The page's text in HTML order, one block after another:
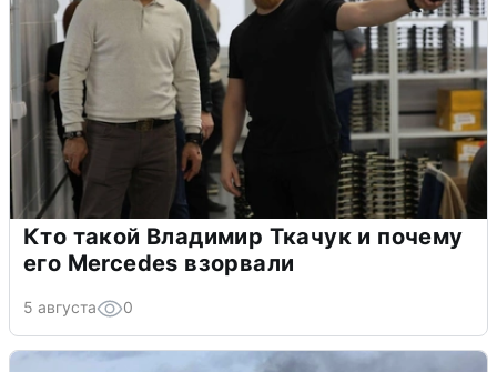
Кто такой Владимир Ткачук и почему
его Mercedes взорвали
5 августа 0